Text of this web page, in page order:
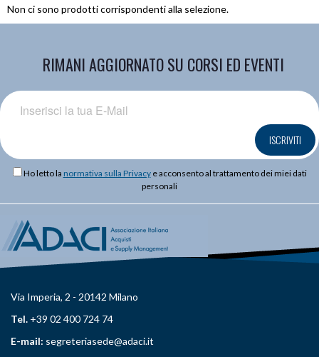
Non ci sono prodotti corrispondenti alla selezione.
RIMANI AGGIORNATO SU CORSI ED EVENTI
ISCRIVITI
Ho letto la normativa sulla Privacye acconsento al trattamento dei miei dati
personali
Via Imperia, 2 - 20142 Milano
Tel. +39 02 400 724 74
E-mail: segreteriasede@adaci.it